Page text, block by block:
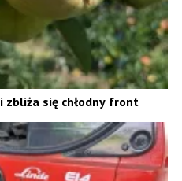
zbliża się chłodny front